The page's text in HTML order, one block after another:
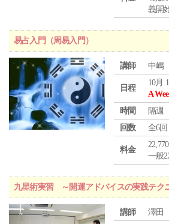
義開
易占入門（周易入門）
講師 中嶋
日程
10月
A
時間
隔週
回数
全6回
料金
一般
九星術実習 ～開運アドバイスの実践テク
講師 澤田